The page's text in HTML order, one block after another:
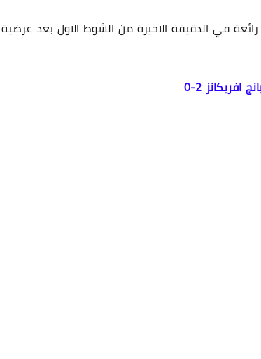
في الدقيقة الاخيرة من الشوط الاول بعد عرضية
2-0